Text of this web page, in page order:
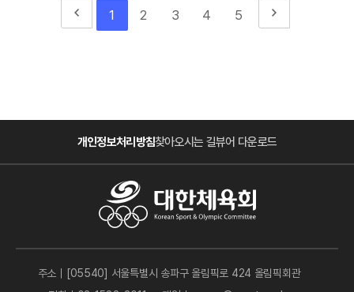
1 2 3 4 5
개인정보처리방침찾아오시는 길뷰어 다운로드
주소｜[05540] 서울특별시 송파구 올림픽로 424 올림픽회관